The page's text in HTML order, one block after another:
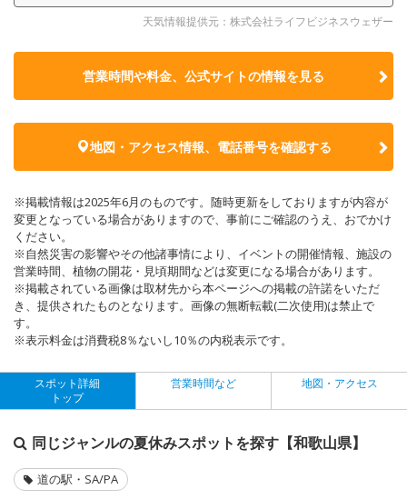
天気情報提供元：株式会社ライフビジネスウェザー
営業時間や料金、公式サイトの情報を見る
地図・アクセス情報、電話番号を確認する
※掲載情報は2025年6月のものです。随時更新をしておりますが内容が
変更となっている場合がありますので、事前にご確認のうえ、おでかけ
ください。
※自然災害の影響やその他諸事情により、イベントの開催情報、施設の
営業時間、植物の開花・見頃期間などは変更になる場合があります。
※掲載されている画像は取材先から本ページへの掲載の許諾をいただ
き、提供されたものとなります。画像の無断転載(二次使用)は禁止で
す。
※表示料金は消費税8％ないし10％の内税表示です。
スポット詳細
トップ
営業時間など 地図・アクセス
同じジャンルの夏休みスポットを探す【和歌山県】
道の駅・SA/PA